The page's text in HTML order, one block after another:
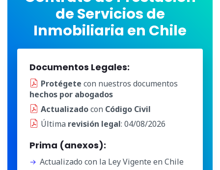
de Servicios de
Inmobiliaria en Chile
Documentos Legales:
Protégete con nuestros documentos
hechos por abogados
Actualizadocon Código Civil
Última revisión legal: 04/08/2026
Prima (anexos):
Actualizado con la Ley Vigente en Chile